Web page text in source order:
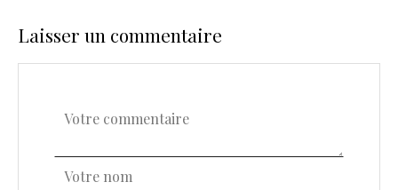
Laisser un commentaire